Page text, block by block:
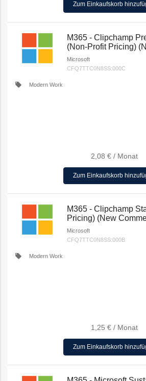
Zum Einkaufskorb
M365 - Clipchamp
(Non-Profit Pricing)
Microsoft
CFQ7TTC0N8SS:000C
local_offer Modern Work
2,08 € / Monat
Zum Einkaufskorb
M365 - Clipchamp
Pricing) (New
Microsoft
CFQ7TTC0N8SS:000B
local_offer Modern Work
1,25 € / Monat
Zum Einkaufskorb